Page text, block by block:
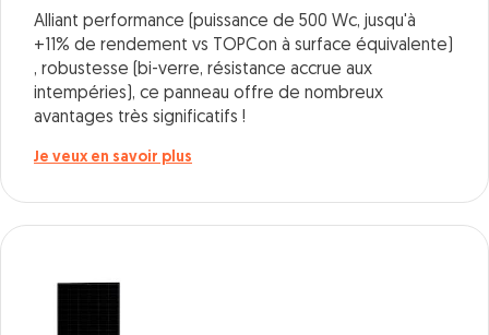
Alliant performance (puissance de 500 Wc, jusqu'à
+11% de rendement vs TOPCon à surface équivalente)
, robustesse (bi-verre, résistance accrue aux
intempéries), ce panneau offre de nombreux
avantages très significatifs !
Je veux en savoir plus